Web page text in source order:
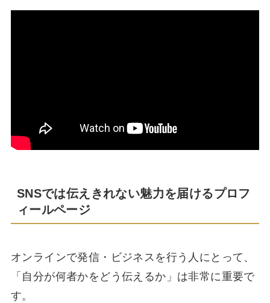
SNSでは伝えきれない魅力を届けるプロフ
ィールページ
オンラインで発信・ビジネスを行う人にとって、
「自分が何者かをどう伝えるか」は非常に重要で
す。